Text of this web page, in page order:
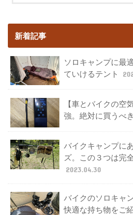
新着記事
ソロキャンプに最
ていけるテント
【車とバイクの空
強。絶対に買うべき
バイクキャンプに
ズ。この３つは完
2023.04.30
バイクのソロキャ
快適な持ち物をご